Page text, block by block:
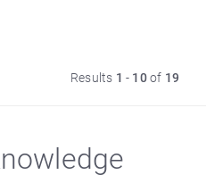
Results 1 - 10of 19